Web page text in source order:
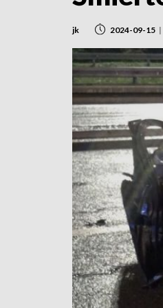
jk 2024-09-15 |